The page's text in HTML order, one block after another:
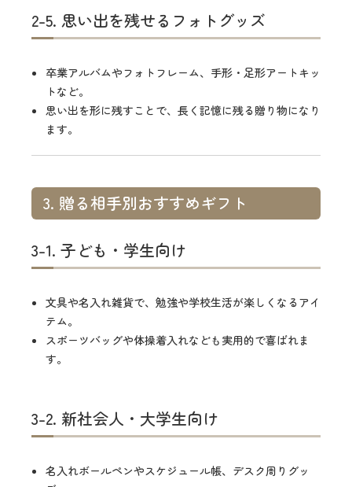
2-5. 思い出を残せるフォトグッズ
卒業アルバムやフォトフレーム、手形・足形アートキッ
トなど。
思い出を形に残すことで、長く記憶に残る贈り物になり
ます。
3. 贈る相手別おすすめギフト
3-1. 子ども・学生向け
文具や名入れ雑貨で、勉強や学校生活が楽しくなるアイ
テム。
スポーツバッグや体操着入れなども実用的で喜ばれま
す。
3-2. 新社会人・大学生向け
名入れボールペンやスケジュール帳、デスク周りグッ